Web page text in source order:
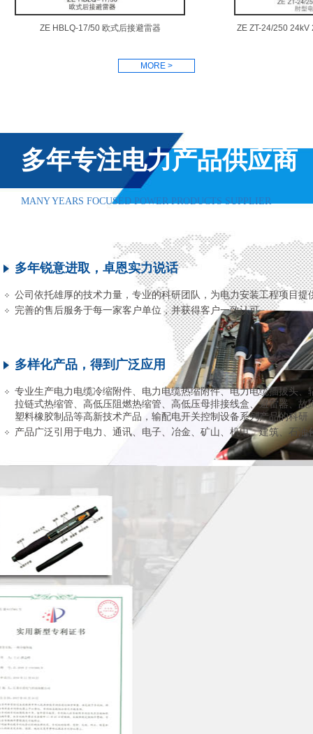
ZE HBLQ-17/50 欧式后接避雷器 ZE ZT-24/250
MORE >
多年专注电力产品供应商
MANY YEARS FOCUSED POWER PRODUCTS SUPPLIER
多年锐意进取，卓恩实力说话
公司依托雄厚的技术力量，专业的科研团队，为电力安装工程项目提
完善的售后服务于每一家客户单位，并获得客户一致认可
多样化产品，得到广泛应用
专业生产电力电缆冷缩附件、电力电缆热缩附件、电力电缆插拔头、
拉链式热缩管、高低压阻燃热缩管、高低压母排接线盒、避雷器、故
塑料橡胶制品等高新技术产品，输配电开关控制设备系列产品的科研
产品广泛引用于电力、通讯、电子、冶金、矿山、机电、建筑、石油